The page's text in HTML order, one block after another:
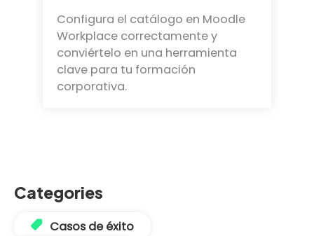
Configura el catálogo en Moodle
Workplace correctamente y
conviértelo en una herramienta
clave para tu formación
corporativa.
Categories
Casos de éxito